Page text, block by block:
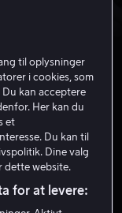
til oplysninger
i cookies, som
kan acceptere
Her kan du
et
Du kan til
Dine valg
dette website.
for at levere: